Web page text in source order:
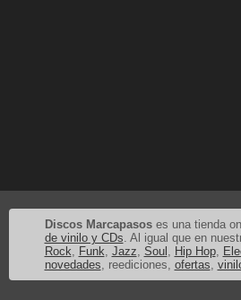
Discos Marcapasoses una tienda
de vinilo y CDs. Al igual que en
Rock, Funk, Jazz, Soul , Hip Hop,
novedades, reediciones, ofertas,